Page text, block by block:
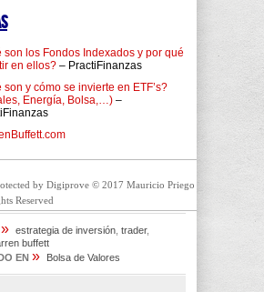
son los Fondos Indexados y por qué
en ellos? – PractiFinanzas
son y cómo se invierte en ETF’s?
Energía, Bolsa,…) –
by Digiprove © 2017 Mauricio Priego
Reserved
» estrategia de inversión trader,
buffett
EN » Bolsa de Valores